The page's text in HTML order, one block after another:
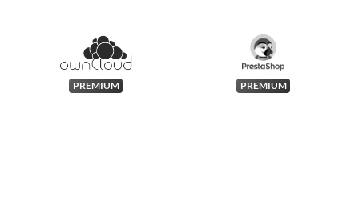
PREMIUM PREMIUM